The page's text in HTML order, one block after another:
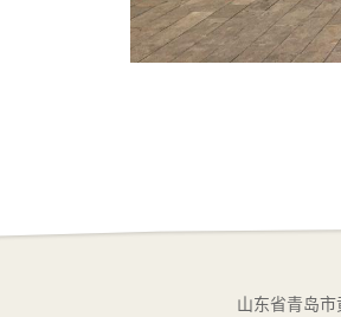
山东省青岛